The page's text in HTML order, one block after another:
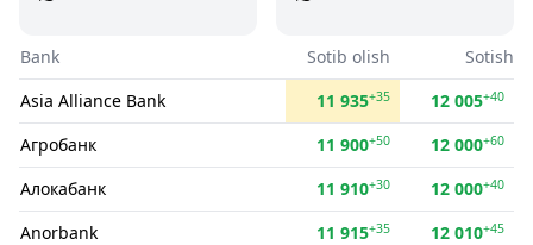
Bank Sotib olish
Sotish
Asia Alliance Bank
11 935+35 12 005+40
Агробанк 11 900+50 12 000+60
Алокабанк 11 910+30 12 000+40
Anorbank 11 915+35 12 010+45